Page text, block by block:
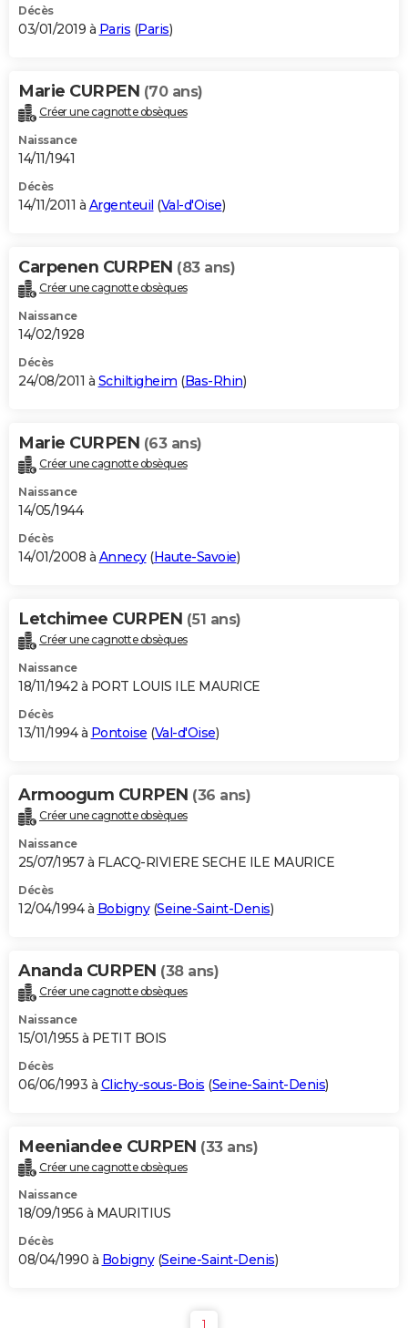
Décès
03/01/2019 à Paris (Paris)
Marie CURPEN (70 ans)
Créer une cagnotte obsèques
Naissance
14/11/1941
Décès
14/11/2011 à Argenteuil (Val-d'Oise)
Carpenen CURPEN (83 ans)
Créer une cagnotte obsèques
Naissance
14/02/1928
Décès
24/08/2011 à Schiltigheim (Bas-Rhin)
Marie CURPEN (63 ans)
Créer une cagnotte obsèques
Naissance
14/05/1944
Décès
14/01/2008 à Annecy(Haute-Savoie)
Letchimee CURPEN (51 ans)
Créer une cagnotte obsèques
Naissance
18/11/1942 à PORT LOUIS ILE MAURICE
Décès
13/11/1994 à Pontoise (Val-d'Oise)
Armoogum CURPEN (36 ans)
Créer une cagnotte obsèques
Naissance
25/07/1957 à FLACQ-RIVIERE SECHE ILE MAURICE
Décès
12/04/1994 à Bobigny(Seine-Saint-Denis)
Ananda CURPEN (38 ans)
Créer une cagnotte obsèques
Naissance
15/01/1955 à PETIT BOIS
Décès
06/06/1993 à Clichy-sous-Bois (Seine-Saint-Denis)
Meeniandee CURPEN (33 ans)
Créer une cagnotte obsèques
Naissance
18/09/1956 à MAURITIUS
Décès
08/04/1990 à Bobigny(Seine-Saint-Denis)
1